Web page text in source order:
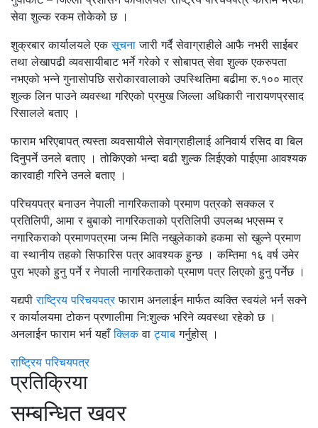
सेवा शुल्क रकम तोकेको छ ।
शुक्रबार कार्यालयले एकसूचना जारी गर्दै सेवाग्राहीले आफै नभरी साईबर
तथा लेखापढी व्यवसायीबाट भर्ने गरेको र सोबापत् सेवा शुल्क एकरुपता
नभएको भन्ने गुनासोपछि सरोकारवालाको उपस्थितिमा बढीमा रु.१०० मात्र
शुल्क लिन पाउने व्यवस्था गरिएको प्रमुख जिल्ला अधिकारी नारायणप्रसाद
रिसालले बताए ।
फाराम भरिएबापत् त्यस्ता व्यवसायीले सेवाग्राहीलाई अनिवार्य रसिद वा बिल
दिनुपर्ने उनले बताए । तोकिएको भन्दा बढी शुल्क लिईएको पाईएमा आवश्यक
कारवाही गरिने उनले बताए ।
परिचयपत्र बनाउन नेपाली नागरिकताको प्रमाण पत्रको सक्कल र
प्रतिलिपी, आमा र बुबाको नागरिकताको प्रतिलिपी उपलब्ध भएसम्म र
नगारिकराको प्रमाणपत्रमा जन्म मिति नखुलेकाको हकमा सो खुल्ने प्रमाण
वा स्थानीय तहको सिफारिस पत्र आवश्यक हुन्छ । कम्तिमा १६ वर्ष उमेर
पुरा भएको हुनु पर्ने र नेपाली नागरिकताको प्रमाण पत्र लिएको हुनु पर्नेछ ।
यद्यपीराष्ट्रिय परिचयपत्रफाराम अनलाईन मार्फत व्यक्ति स्वयंले भर्न सक्ने
र कार्यालयमा टोकन प्रणालीमा नि:शुल्क भरिने व्यवस्था रहेको छ ।
अनलाईन फाराम भर्न यहाँक्लिकवाट्याब गर्नुहोस् ।
राष्ट्रिय परिचयपत्र
प्रतिक्रिया
सम्बन्धित खवर